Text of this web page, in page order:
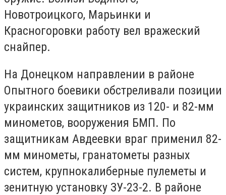
Новотроицкого, Марьинки и
Красногоровки работу вел вражеский
снайпер.
На Донецком направлении в районе
Опытного боевики обстреливали позиции
украинских защитников из 120- и 82-мм
минометов, вооружения БМП. По
защитникам Авдеевки враг применил 82-
мм минометы, гранатометы разных
систем, крупнокалиберные пулеметы и
зенитную установку ЗУ-23-2. В районе